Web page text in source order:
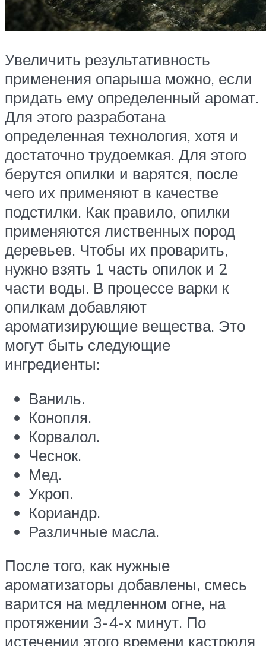
Увеличить результативность
применения опарыша можно, если
придать ему определенный аромат.
Для этого разработана
определенная технология, хотя и
достаточно трудоемкая. Для этого
берутся опилки и варятся, после
чего их применяют в качестве
подстилки. Как правило, опилки
применяются лиственных пород
деревьев. Чтобы их проварить,
нужно взять 1 часть опилок и 2
части воды. В процессе варки к
опилкам добавляют
ароматизирующие вещества. Это
могут быть следующие
ингредиенты:
Ваниль.
Конопля.
Корвалол.
Чеснок.
Мед.
Укроп.
Кориандр.
Различные масла.
После того, как нужные
ароматизаторы добавлены, смесь
варится на медленном огне, на
протяжении 3-4-х минут. По
истечении этого времени кастрюля